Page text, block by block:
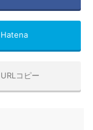
Hatena
URLコピー